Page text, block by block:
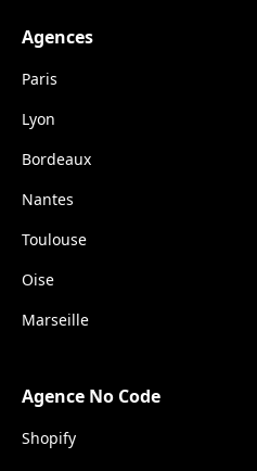
Agences
Paris
Lyon
Bordeaux
Nantes
Toulouse
Oise
Marseille
Agence No Code
Shopify